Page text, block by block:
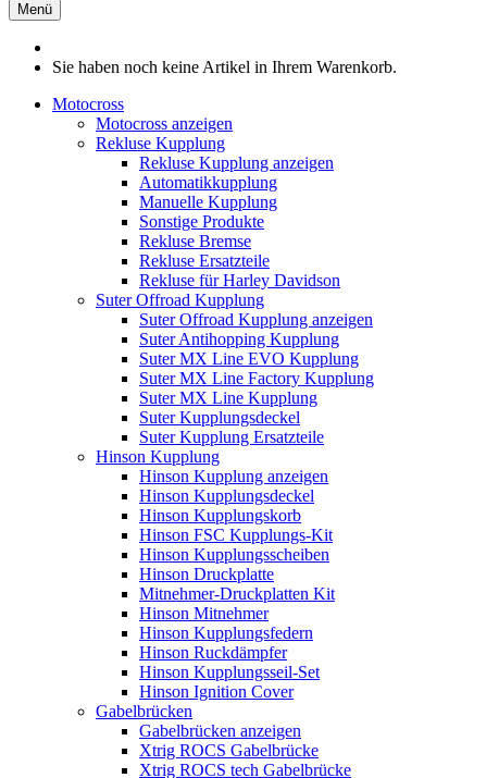
Menü
Sie haben noch keine Artikel in Ihrem Warenkorb.
Motocross
Motocross anzeigen
Rekluse Kupplung
Rekluse Kupplung anzeigen
Automatikkupplung
Manuelle Kupplung
Sonstige Produkte
Rekluse Bremse
Rekluse Ersatzteile
Rekluse für Harley Davidson
Suter Offroad Kupplung
Suter Offroad Kupplung anzeigen
Suter Antihopping Kupplung
Suter MX Line EVO Kupplung
Suter MX Line Factory Kupplung
Suter MX Line Kupplung
Suter Kupplungsdeckel
Suter Kupplung Ersatzteile
Hinson Kupplung
Hinson Kupplung anzeigen
Hinson Kupplungsdeckel
Hinson Kupplungskorb
Hinson FSC Kupplungs-Kit
Hinson Kupplungsscheiben
Hinson Druckplatte
Mitnehmer-Druckplatten Kit
Hinson Mitnehmer
Hinson Kupplungsfedern
Hinson Ruckdämpfer
Hinson Kupplungsseil-Set
Hinson Ignition Cover
Gabelbrücken
Gabelbrücken anzeigen
Xtrig ROCS Gabelbrücke
Xtrig ROCS tech Gabelbrücke